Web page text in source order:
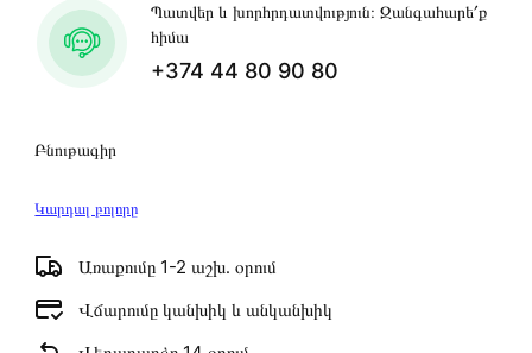
Բնութագիր
Կարդալ բոլորը
Առաքումը 1-2 աշխ․ օրում
Վճարումը կանխիկ և անկանխիկ
Պատվեր և խորհրդատվություն։ Զանգահարե՛ք
հիմա
+374 44 80 90 80